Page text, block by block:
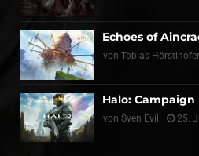
Echoes of
von Tobias Hörstlhofer
Halo: Campaign
von Sven Evil 25.